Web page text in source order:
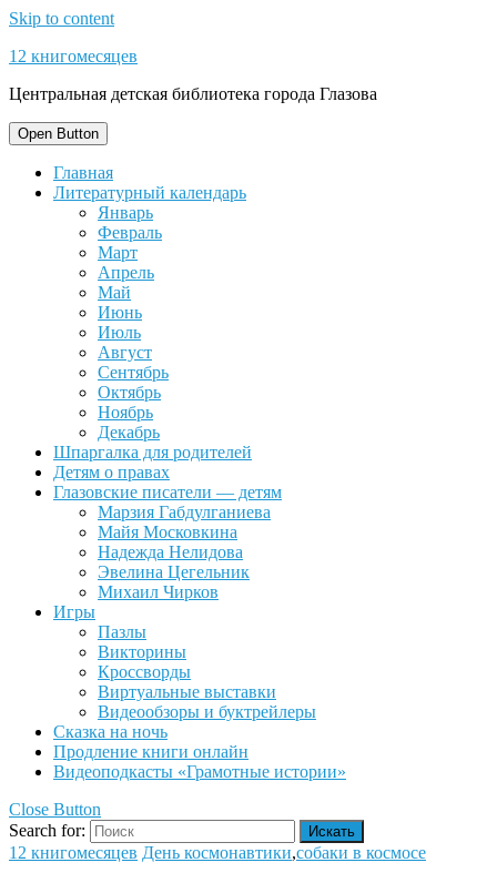
Skip to content
12 книгомесяцев
Центральная детская библиотека города Глазова
Open Button
Главная
Литературный календарь
Январь
Февраль
Март
Апрель
Май
Июнь
Июль
Август
Сентябрь
Октябрь
Ноябрь
Декабрь
Шпаргалка для родителей
Детям о правах
Глазовские писатели — детям
Марзия Габдулганиева
Майя Московкина
Надежда Нелидова
Эвелина Цегельник
Михаил Чирков
Игры
Пазлы
Викторины
Кроссворды
Виртуальные выставки
Видеообзоры и буктрейлеры
Сказка на ночь
Продление книги онлайн
Видеоподкасты «Грамотные истории»
Close Button
Search for:
12 книгомесяцев День космонавтики,собаки в космосе